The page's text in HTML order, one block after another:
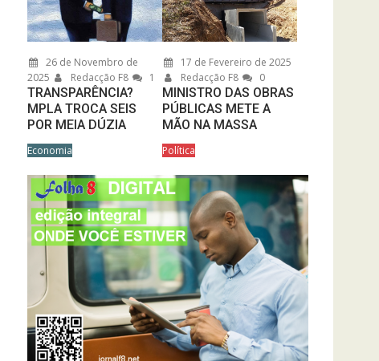
26 de Novembro de
2025
Redacção F8 1
TRANSPARÊNCIA?
MPLA TROCA SEIS
POR MEIA DÚZIA
Economia
17 de Fevereiro de 2025
Redacção F8
0
MINISTRO DAS OBRAS
PÚBLICAS METE A
MÃO NA MASSA
Política